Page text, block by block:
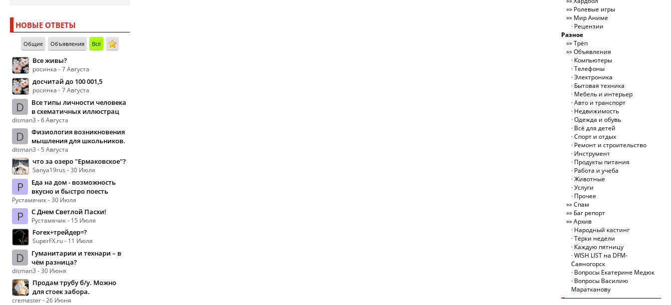
НОВЫЕ ОТВЕТЫ
Общие Объявления Всё
Все живы?
росинка - 7 Августа
досчитай до 100 001,5
росинка - 7 Августа
D
Все типы личности человека
в схематичных иллюстрац
disman3 - 6 Августа
D
Физиология возникновения
мышления для школьников.
disman3 - 5 Августа
что за озеро "Ермаковское"?
Sanya19rus - 30 Июля
Р
Еда на дом - возможность
вкусно и быстро поесть
Рустамячик - 30 Июля
Р С Днем Светлой Пасхи!
Рустамячик - 15 Июля
Forex+трейдер=?
SuperFX.ru - 11 Июля
D
Гуманитарии и технари – в
чём разница?
disman3 - 30 Июня
Продам трубу б/у. Можно
для стоек забора.
cremaster - 26 Июня
Ролевые игры
Мир Аниме
Рецензии
Разное
Трёп
Объявления
Компьютеры
Телефоны
Электроника
Бытовая техника
Мебель и интерьер
Авто и транспорт
Недвижимость
Одежда и обувь
Всё для детей
Спорт и отдых
Ремонт и строительство
Инструмент
Продукты питания
Работа и учеба
Животные
Услуги
Прочее
Спам
Баг репорт
Архив
Народный кастинг
Тёрки недели
Каждую пятницу
WISH LIST на DFM-
Саяногорск
Вопросы Екатерине Медюк
Вопросы Василию
Маратканову